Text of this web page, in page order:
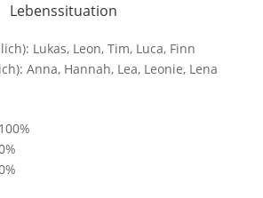
Lebenssituation
Lukas, Leon, Tim, Luca, Finn
Anna, Hannah, Lea, Leonie, Lena